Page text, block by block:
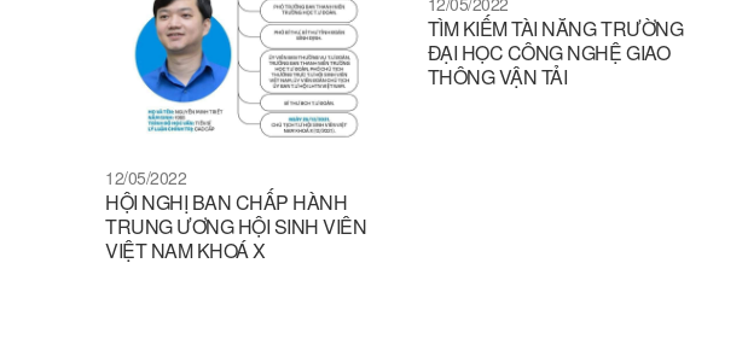
12/05/2022
HỘI NGHỊ BAN CHẤP HÀNH
TRUNG ƯƠNG HỘI SINH VIÊN
VIỆT NAM KHOÁ X
TÌM KIẾM TÀI NĂNG TRƯỜNG
ĐẠI HỌC CÔNG NGHỆ GIAO
THÔNG VẬN TẢI